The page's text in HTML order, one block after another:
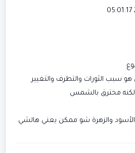
سبب الثورات والتطرف والتغيير
محترق بالشمس
الأسود والزهرة شو ممكن يعني هالشي